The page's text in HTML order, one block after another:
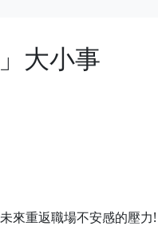
大小事
來重返職場不安感的壓力!